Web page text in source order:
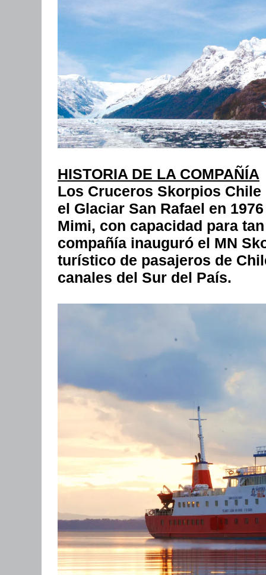
HISTORIA DE LA COMPAÑÍA
Los Cruceros Skorpios
el Glaciar San Rafael en
Mimi, con capacidad para
compañía inauguró el MN
turístico de pasajeros de
canales del Sur del País.